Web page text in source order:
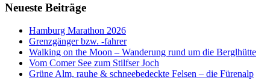
Neueste Beiträge
Hamburg Marathon 2026
Grenzgänger bzw. -fahrer
Walking on the Moon – Wanderung rund um die Berglhütte
Vom Comer See zum Stilfser Joch
Grüne Alm, rauhe & schneebedeckte Felsen – die Fürenalp